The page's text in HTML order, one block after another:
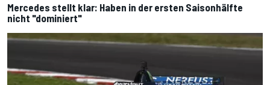
Mercedes stellt klar: Haben in der ersten Saisonhälfte
nicht "dominiert"